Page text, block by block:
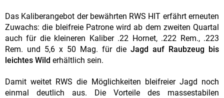
Das Kaliberangebot der bewährten RWS HIT erfährt erneuten
Zuwachs: die bleifreie Patrone wird ab dem zweiten Quartal
auch für die kleineren Kaliber .22 Hornet, .222 Rem., .223
Rem. und 5,6 x 50 Mag. für die Jagd auf Raubzeug bis
leichtes Wild erhältlich sein.
Damit weitet RWS die Möglichkeiten bleifreier Jagd noch
einmal deutlich aus. Die Vorteile des massestabilen